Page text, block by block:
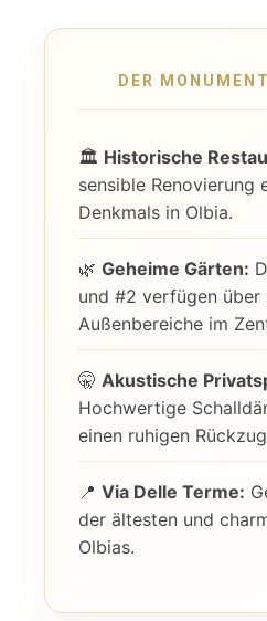
DER
🏛️ Historische
sensible Renovierung
Denkmals in Olbia.
🌿 Geheime Gärten:
und #2 verfügen über
Außenbereiche im
🤫 Akustische
Hochwertige
einen ruhigen
📍 Via Delle Terme:
der ältesten und
Olbias.